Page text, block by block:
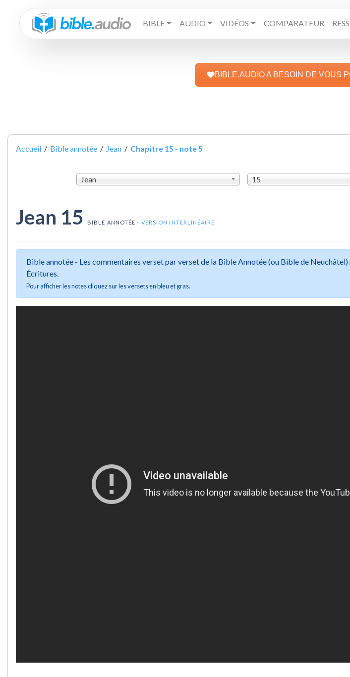
BIBLE AUDIO VIDÉOS COMPARATEUR
BIBLE.AUDIO A BESOIN DE VOUS
Accueil / Bible annotée / Jean / Chapitre 15 - note 5
Jean 15
Jean 15 BIBLE ANNOTÉE - VERSION INTERLINÉAIRE
Bible annotée - Les commentaires verset par verset de la Bible Annotée (ou Bible de
Écritures.
Pour afficher les notes cliquez sur les versets en bleu et gras.